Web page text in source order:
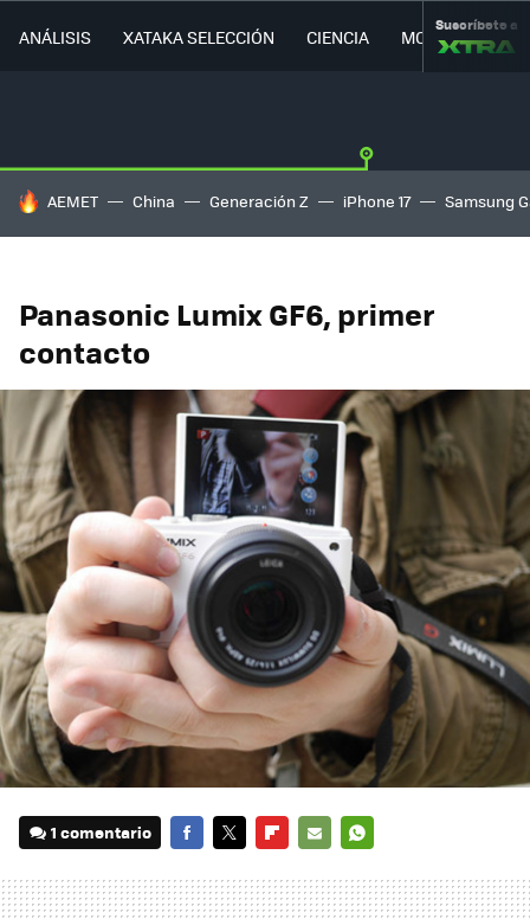
ANÁLISIS XATAKA SELECCIÓN CIENCIA MOVILIDAD
Suscríbete a
HOY SE HABLA DE
AEMET China Generación Z iPhone 17 Samsung
Panasonic Lumix GF6, primer
contacto
1 comentario
MAIL